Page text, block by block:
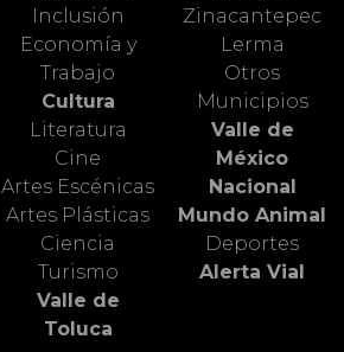
Inclusión
Economía y
Trabajo
Cultura
Literatura
Cine
Artes Escénicas
Artes Plásticas
Ciencia
Turismo
Valle de
Toluca
Zinacantepec
Lerma
Otros
Municipios
Valle de
México
Nacional
Mundo Animal
Deportes
Alerta Vial